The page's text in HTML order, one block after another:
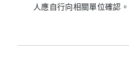
人應自行向相關單位確認。